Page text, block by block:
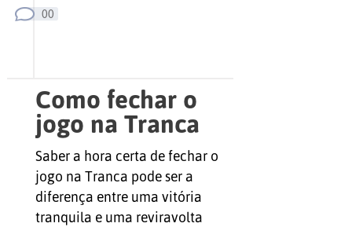
00
Como fechar o
jogo na Tranca
na hora certa —
e por que isso
muda tudo
Saber a hora certa de fechar o
jogo na Tranca pode ser a
diferença entre uma vitória
tranquila e uma reviravolta